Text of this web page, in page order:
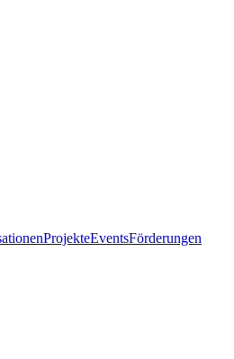
ProjekteEventsFörderungen